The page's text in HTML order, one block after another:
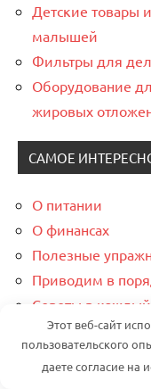
Детские товары
малышей
Фильтры для
Оборудование
жировых
САМОЕ
О питании
О финансах
Полезные
Приводим в
Советы в
Подолог
Этот веб-сайт
пользовательского
даете согласие на